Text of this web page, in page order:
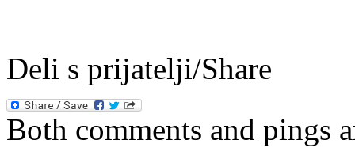
Deli s prijatelji/Share
Both comments and pings